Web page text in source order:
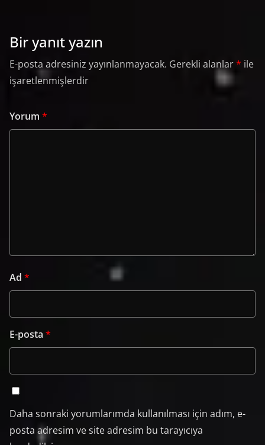
Bir yanıt yazın
E-posta adresiniz yayınlanmayacak. Gerekli alanlar* ile
işaretlenmişlerdir
Yorum *
Ad *
E-posta *
Daha sonraki yorumlarımda kullanılması için adım, e-
posta adresim ve site adresim bu tarayıcıya